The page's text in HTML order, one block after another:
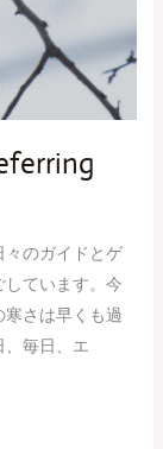
のガイドとゲ
ています。今
さは早くも過
、毎日、エ